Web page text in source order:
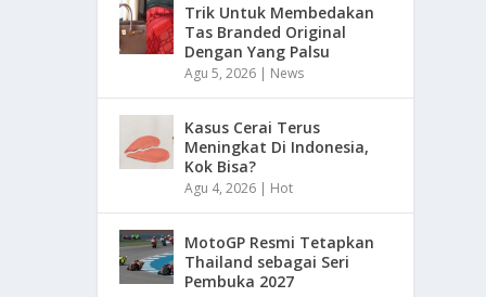
Trik Untuk Membedakan
Tas Branded Original
Dengan Yang Palsu
Agu 5, 2026 | News
Kasus Cerai Terus
Meningkat Di Indonesia,
Kok Bisa?
Agu 4, 2026 | Hot
MotoGP Resmi Tetapkan
Thailand sebagai Seri
Pembuka 2027